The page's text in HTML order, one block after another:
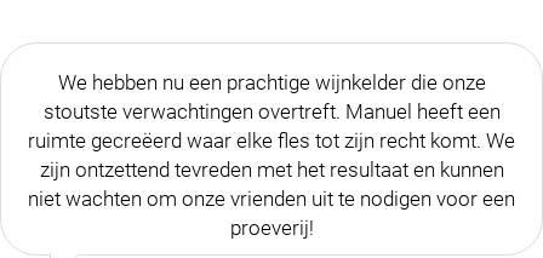
We hebben nu een prachtige wijnkelder die onze
stoutste verwachtingen overtreft. Manuel heeft een
ruimte gecreëerd waar elke fles tot zijn recht komt. We
zijn ontzettend tevreden met het resultaat en kunnen
niet wachten om onze vrienden uit te nodigen voor een
proeverij!